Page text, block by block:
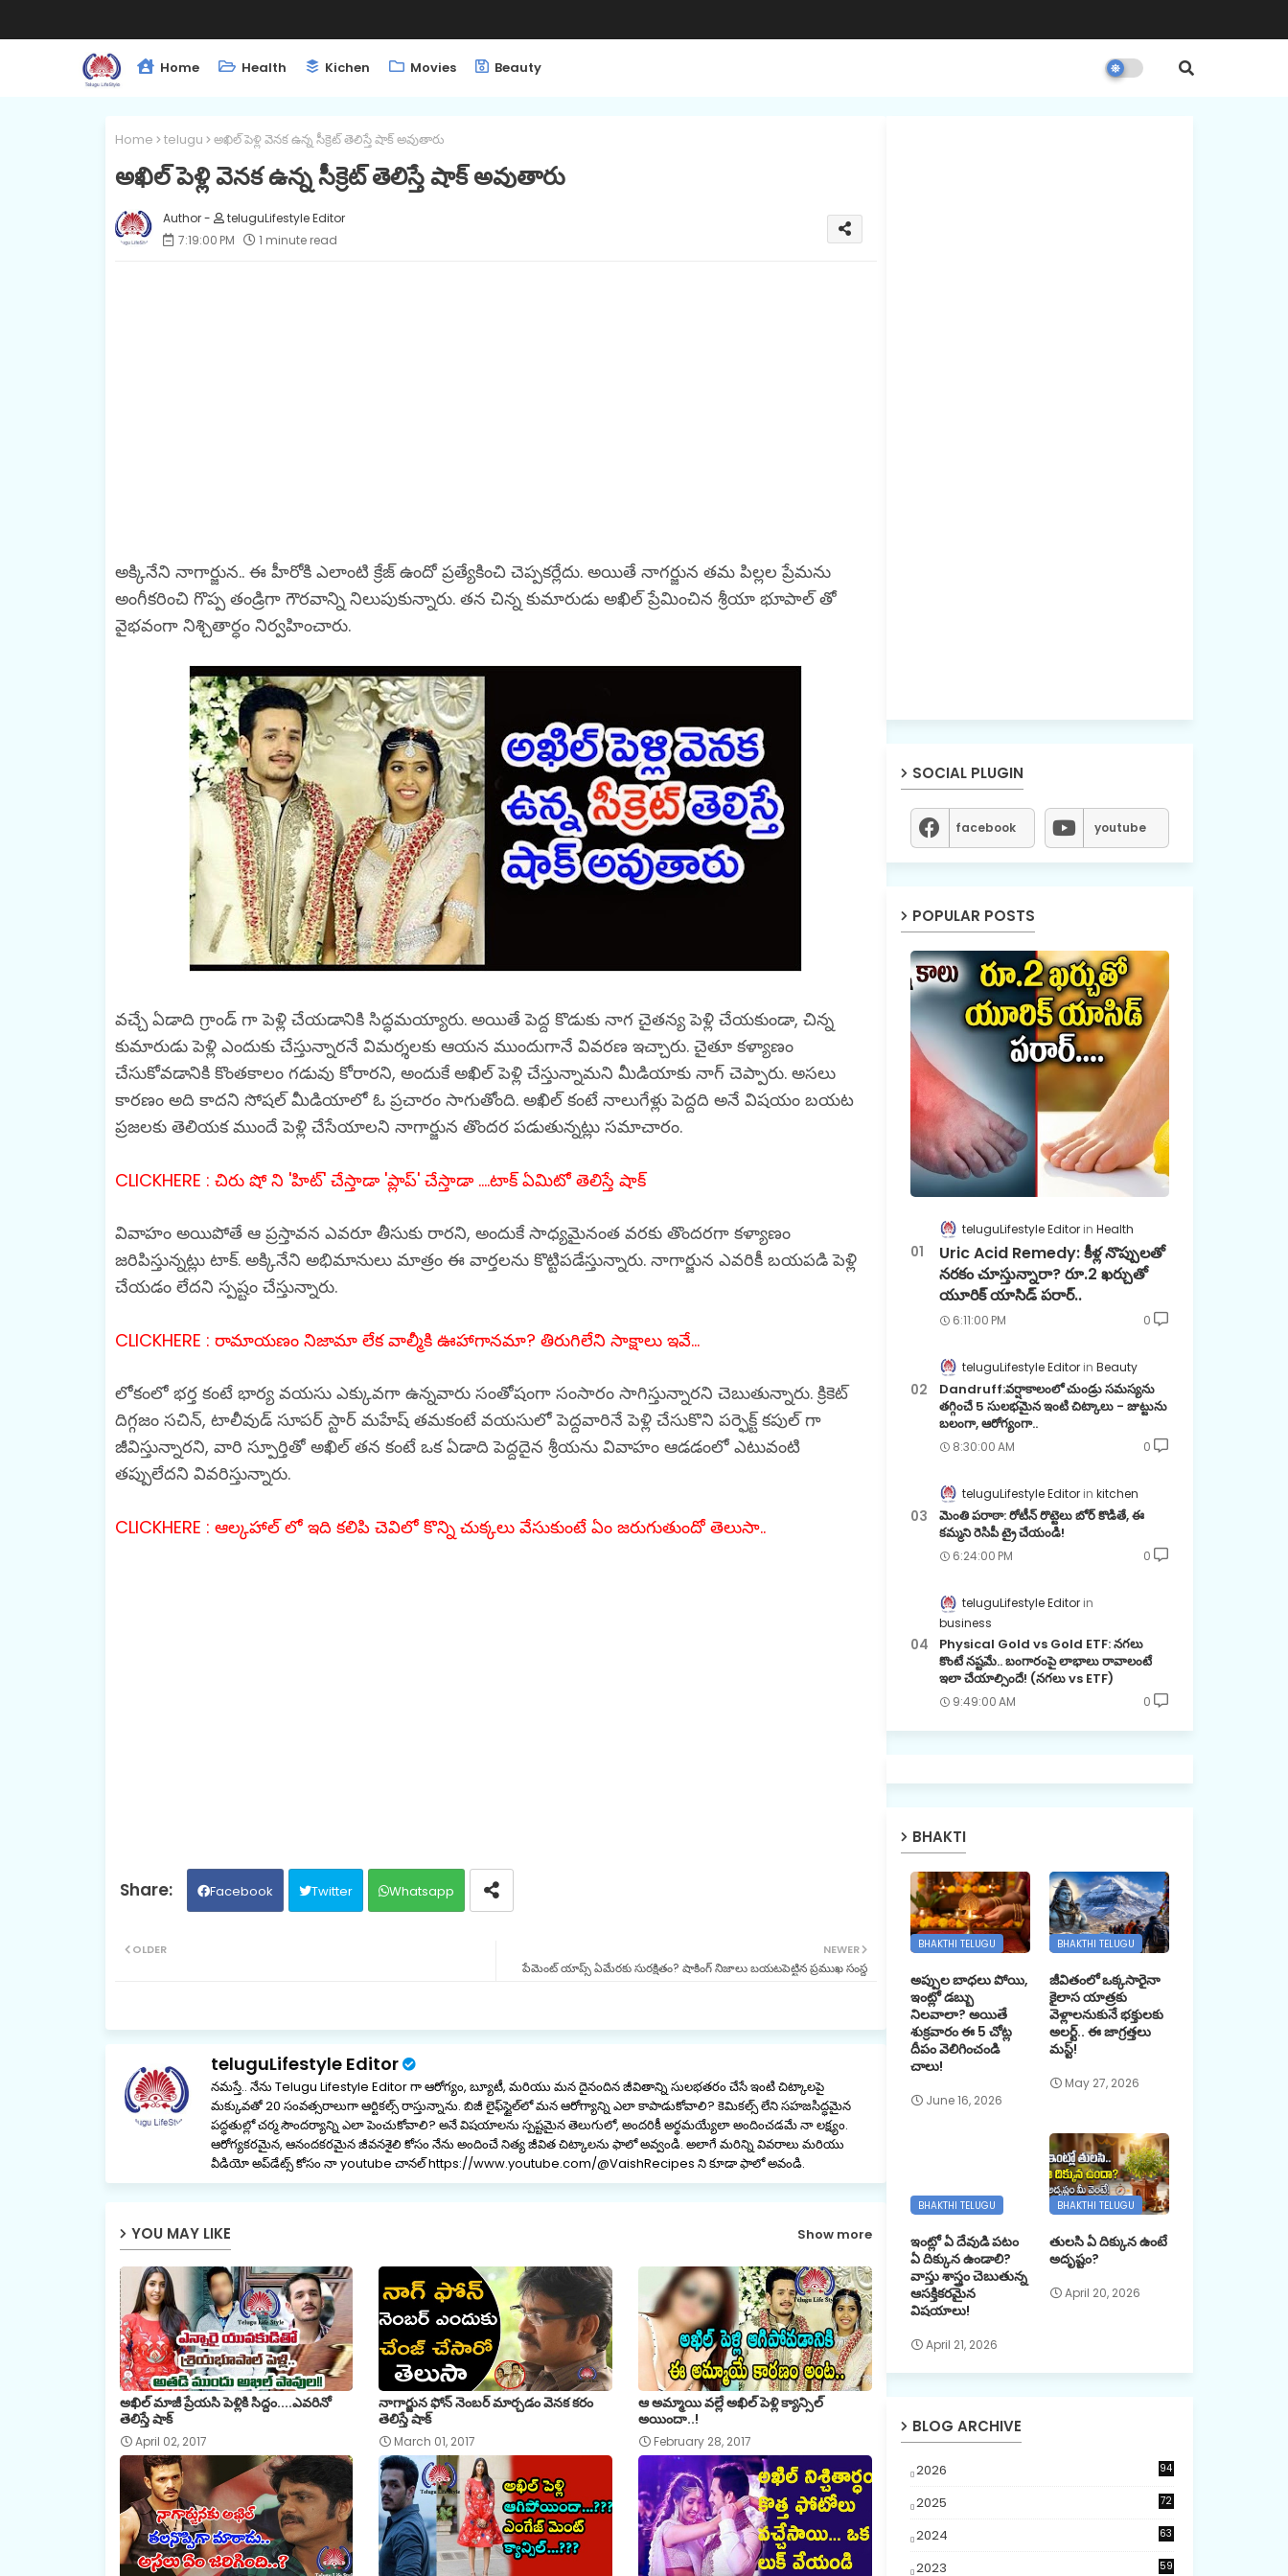
Home Health Kichen Movies Beauty
Home telugu అఖిల్ పెళ్లి వెనక ఉన్న సీక్రెట్ తెలిస్తే షాక్ అవుతారు
అఖిల్ పెళ్లి వెనక ఉన్న సీక్రెట్ తెలిస్తే షాక్ అవుతారు
teluguLifestyle Editor
7:19:00 PM
1 minute read
అక్కినేని నాగార్జున.. ఈ హీరోకి ఎలాంటి క్రేజ్ ఉందో ప్రత్యేకించి చెప్పకర్లేదు. అయితే నాగర్జున తమ పిల్లల ప్రేమను
అంగీకరించి గొప్ప తండ్రిగా గౌరవాన్ని నిలుపుకున్నారు. తన చిన్న కుమారుడు అఖిల్ ప్రేమించిన శ్రీయా భూపాల్ తో
వైభవంగా నిశ్చితార్ధం నిర్వహించారు.
వచ్చే ఏడాది గ్రాండ్ గా పెళ్లి చేయడానికి సిద్ధమయ్యారు. అయితే పెద్ద కొడుకు నాగ చైతన్య పెళ్లి చేయకుండా, చిన్న
కుమారుడు పెళ్లి ఎందుకు చేస్తున్నారనే విమర్శలకు ఆయన ముందుగానే వివరణ ఇచ్చారు. చైతూ కళ్యాణం
చేసుకోవడానికి కొంతకాలం గడువు కోరారని, అందుకే అఖిల్ పెళ్లి చేస్తున్నామని మీడియాకు నాగ్ చెప్పారు. అసలు
కారణం అది కాదని సోషల్ మీడియాలో ఓ ప్రచారం సాగుతోంది. అఖిల్ కంటే నాలుగేళ్లు పెద్దది అనే విషయం బయట
ప్రజలకు తెలియక ముందే పెళ్లి చేసేయాలని నాగార్జున తొందర పడుతున్నట్లు సమాచారం.
CLICKHERE : చిరు షో ని 'హిట్' చేస్తాడా 'ప్లాప్' చేస్తాడా ....టాక్ ఏమిటో తెలిస్తే షాక్
వివాహం అయిపోతే ఆ ప్రస్తావన ఎవరూ తీసుకు రారని, అందుకే సాధ్యమైనంత వరకు తొందరగా కళ్యాణం
జరిపిస్తున్నట్లు టాక్. అక్కినేని అభిమానులు మాత్రం ఈ వార్తలను కొట్టిపడేస్తున్నారు. నాగార్జున ఎవరికీ బయపడి పెళ్లి
చేయడం లేదని స్పష్టం చేస్తున్నారు.
CLICKHERE : రామాయణం నిజామా లేక వాల్మీకి ఊహాగానమా? తిరుగిలేని సాక్షాలు ఇవే…
లోకంలో భర్త కంటే భార్య వయసు ఎక్కువగా ఉన్నవారు సంతోషంగా సంసారం సాగిస్తున్నారని చెబుతున్నారు. క్రికెట్
దిగ్గజం సచిన్, టాలీవుడ్ సూపర్ స్టార్ మహేష్ తమకంటే వయసులో పెద్దవారినే పెళ్లి చేసుకొని పర్ఫెక్ట్ కపుల్ గా
జీవిస్తున్నారని, వారి స్పూర్తితో అఖిల్ తన కంటే ఒక ఏడాది పెద్దదైన శ్రీయను వివాహం ఆడడంలో ఎటువంటి
తప్పులేదని వివరిస్తున్నారు.
CLICKHERE : ఆల్కహాల్ లో ఇది కలిపి చెవిలో కొన్ని చుక్కలు వేసుకుంటే ఏం జరుగుతుందో తెలుసా..
Facebook Twitter Whatsapp
NEWER
పేమెంట్ యాప్స్ ఏమేరకు సురక్షితం? షాకింగ్ నిజాలు బయటపెట్టిన ప్రముఖ సంస్థ
OLDER
teluguLifestyle Editor
నమస్తే.. నేను Telugu Lifestyle Editor గా ఆరోగ్యం, బ్యూటీ, మరియు మన దైనందిన జీవితాన్ని సులభతరం చేసే ఇంటి చిట్కాలపై
మక్కువతో 20 సంవత్సరాలుగా ఆర్టికల్స్ రాస్తున్నాను. బిజీ లైఫ్‌స్టైల్‌లో మన ఆరోగ్యాన్ని ఎలా కాపాడుకోవాలి? కెమికల్స్ లేని సహజసిద్ధమైన
పద్ధతుల్లో చర్మ సౌందర్యాన్ని ఎలా పెంచుకోవాలి? అనే విషయాలను స్పష్టమైన తెలుగులో, అందరికీ అర్థమయ్యేలా అందించడమే నా లక్ష్యం.
ఆరోగ్యకరమైన, ఆనందకరమైన జీవనశైలి కోసం నేను అందించే నిత్య జీవిత చిట్కాలను ఫాలో అవ్వండి. అలాగే మరిన్ని వివరాలు మరియు
వీడియో అప్‌డేట్స్ కోసం నా youtube చానల్ https://www.youtube.com/@VaishRecipes ని కూడా ఫాలో అవండి.
YOU MAY LIKE Show more
అఖిల్‌ మాజీ ప్రేయసి పెళ్లికి సిద్దం....ఎవరినో
తెలిస్తే షాక్
April 02, 2017
నాగార్జున ఫోన్ నెంబర్ మార్చడం వెనక కరం
తెలిస్తే షాక్
March 01, 2017
ఆ అమ్మాయి వల్లే అఖిల్ పెళ్లి క్యాన్సిల్
అయిందా..!
February 28, 2017
SOCIAL PLUGIN
facebook youtube
POPULAR POSTS
teluguLifestyle Editor Health
Uric Acid Remedy: కీళ్ల నొప్పులతో
నరకం చూస్తున్నారా? రూ.2 ఖర్చుతో
యూరిక్ యాసిడ్ పరార్..
6:11:00 PM 0
teluguLifestyle Editor Beauty
Dandruff:వర్షాకాలంలో చుండ్రు సమస్యను
తగ్గించే 5 సులభమైన ఇంటి చిట్కాలు - జుట్టును
బలంగా, ఆరోగ్యంగా..
8:30:00 AM 0
teluguLifestyle Editor kitchen
మెంతి పరాఠా: రోటీన్ రొట్టెలు బోర్ కొడితే, ఈ
కమ్మని రెసిపీ ట్రై చేయండి!
6:24:00 PM 0
teluguLifestyle Editor
business
Physical Gold vs Gold ETF: నగలు
కొంటే నష్టమే.. బంగారంపై లాభాలు రావాలంటే
ఇలా చేయాల్సిందే! (నగలు vs ETF)
9:49:00 AM 0
BHAKTI
BHAKTHI TELUGU
అప్పుల బాధలు పోయి,
ఇంట్లో డబ్బు
నిలవాలా? అయితే
శుక్రవారం ఈ 5 చోట్ల
దీపం వెలిగించండి
చాలు!
June 16, 2026
BHAKTHI TELUGU
జీవితంలో ఒక్కసారైనా
కైలాస యాత్రకు
వెళ్లాలనుకునే భక్తులకు
అలర్ట్.. ఈ జాగ్రత్తలు
మస్ట్!
May 27, 2026
BHAKTHI TELUGU
ఇంట్లో ఏ దేవుడి పటం
ఏ దిక్కున ఉండాలి?
వాస్తు శాస్త్రం చెబుతున్న
ఆసక్తికరమైన
విషయాలు!
April 21, 2026
BHAKTHI TELUGU
తులసి ఏ దిక్కున ఉంటే
అదృష్టం?
April 20, 2026
BLOG ARCHIVE
2026
94
2025
72
2024 63
2023
59